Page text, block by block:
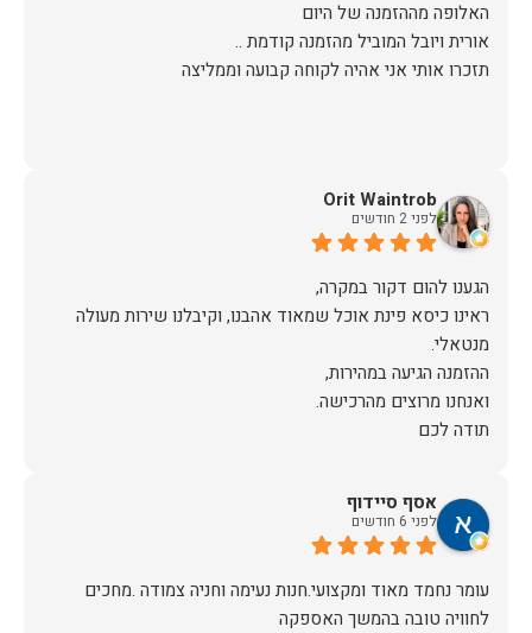
תזכרו אותי אני אהיה לקוחה קבועה וממליצה
Orit Waintrob
לפני 2 חודשים
ראינו כיסא פינת אוכל שמאוד אהבנו, וקיבלנו שירות מעולה
תודה לכם
אסף סיידוף
לפני 6 חודשים
עומר נחמד מאוד ומקצועי.חנות נעימה וחניה צמודה .מחכים
לחוויה טובה בהמשך האספקה